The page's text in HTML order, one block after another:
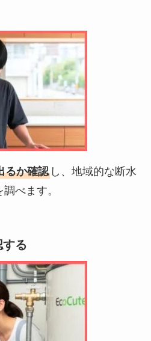
るか確認し、地域的な断水
べます。
る